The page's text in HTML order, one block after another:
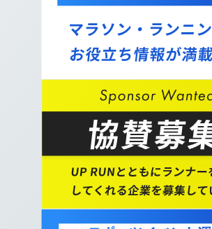
鶴見川の河川敷沿いをまっすぐ進みま